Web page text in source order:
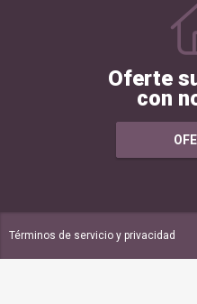
Oferte
con
Términos de servicio y privacidad